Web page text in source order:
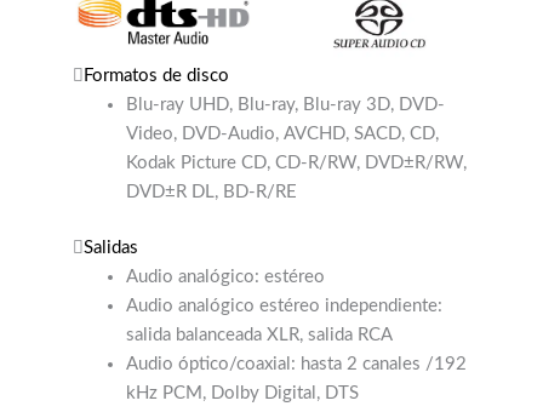
Formatos de disco
Blu-ray UHD, Blu-ray, Blu-ray 3D, DVD-
Video, DVD-Audio, AVCHD, SACD, CD,
Kodak Picture CD, CD-R/RW, DVD±R/RW,
DVD±R DL, BD-R/RE
Salidas
Audio analógico: estéreo
Audio analógico estéreo independiente:
salida balanceada XLR, salida RCA
Audio óptico/coaxial: hasta 2 canales /192
kHz PCM, Dolby Digital, DTS